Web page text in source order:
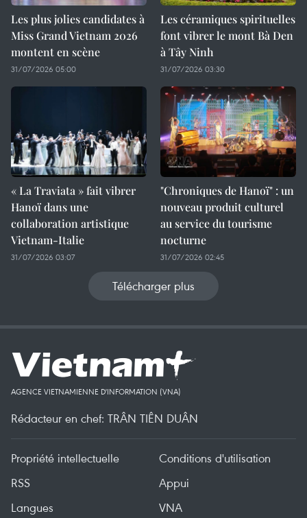
Les plus jolies candidates à
Miss Grand Vietnam 2026
montent en scène
31/07/2026 05:00
Les céramiques spirituelles
font vibrer le mont Bà Den
à Tây Ninh
31/07/2026 03:30
« La Traviata » fait vibrer
Hanoï dans une
collaboration artistique
Vietnam-Italie
31/07/2026 03:07
"Chroniques de Hanoï" : un
nouveau produit culturel
au service du tourisme
nocturne
31/07/2026 02:45
Télécharger plus
AGENCE VIETNAMIENNE D'INFORMATION (VNA)
Rédacteur en chef: TRÂN TIÊN DUÂN
Propriété intellectuelle
Conditions d'utilisation
RSS
Appui
Langues
VNA